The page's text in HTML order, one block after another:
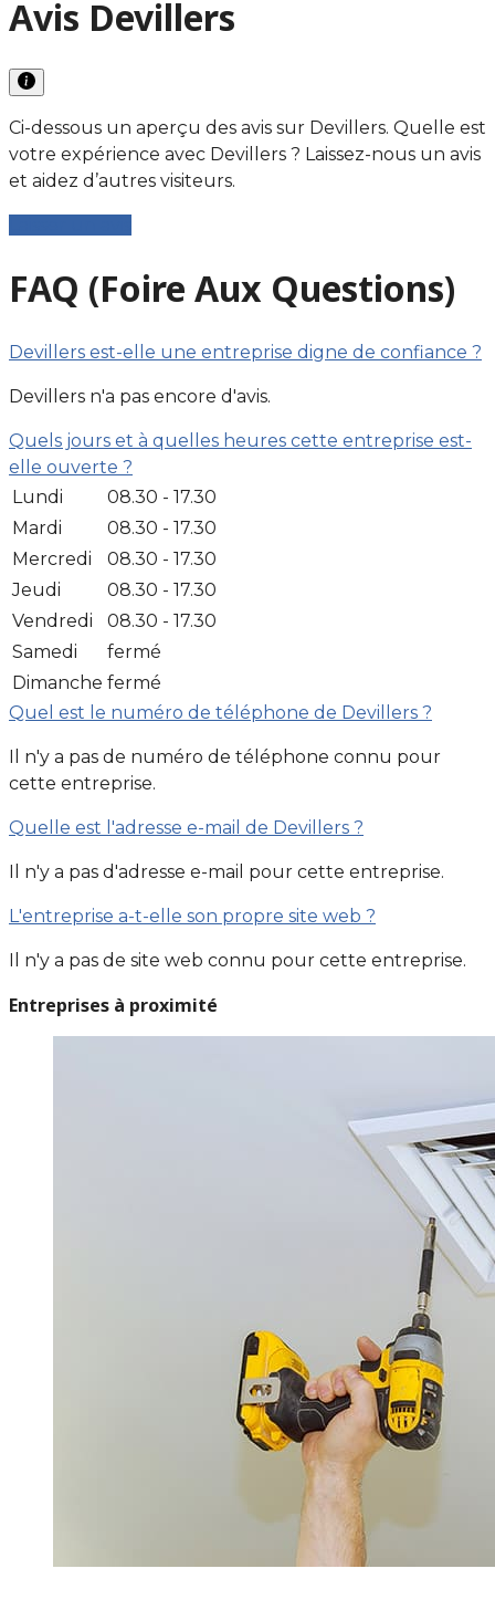
Avis Devillers
Ci-dessous un aperçu des avis sur Devillers. Quelle est
votre expérience avec Devillers ? Laissez-nous un avis
et aidez d’autres visiteurs.
FAQ (Foire Aux Questions)
Devillers est-elle une entreprise digne de confiance ?
Devillers n'a pas encore d'avis.
Quels jours et à quelles heures cette entreprise est-
elle ouverte ?
Lundi
08.30 - 17.30
Mardi
08.30 - 17.30
Mercredi
08.30 - 17.30
Jeudi
08.30 - 17.30
Vendredi
08.30 - 17.30
Samedi
fermé
Dimanche fermé
Quel est le numéro de téléphone de Devillers ?
Il n'y a pas de numéro de téléphone connu pour
cette entreprise.
Quelle est l'adresse e-mail de Devillers ?
Il n'y a pas d'adresse e-mail pour cette entreprise.
L'entreprise a-t-elle son propre site web ?
Il n'y a pas de site web connu pour cette entreprise.
Entreprises à proximité